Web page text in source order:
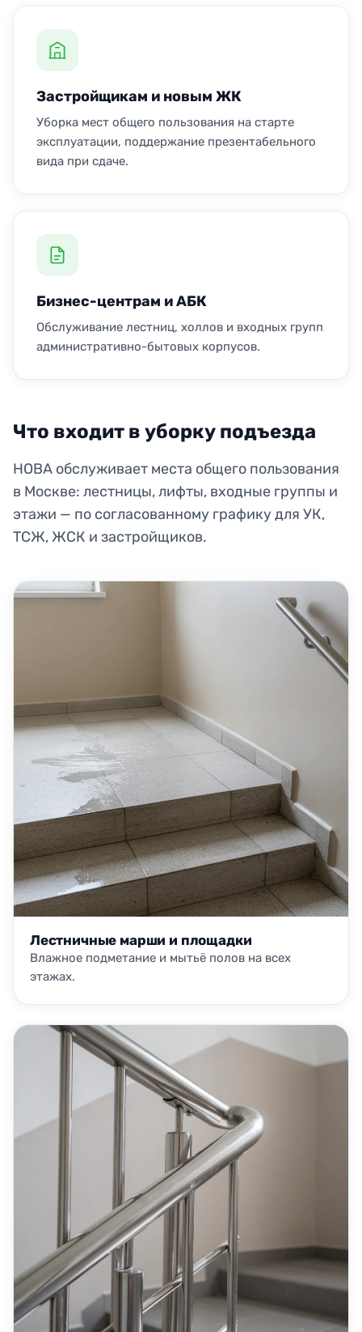
Застройщикам и новым ЖК
Уборка мест общего пользования на старте
эксплуатации, поддержание презентабельного
вида при сдаче.
Бизнес-центрам и АБК
Обслуживание лестниц, холлов и входных групп
административно-бытовых корпусов.
Что входит в уборку подъезда
НОВА обслуживает места общего пользования
в Москве: лестницы, лифты, входные группы и
этажи — по согласованному графику для УК,
ТСЖ, ЖСК и застройщиков.
Лестничные марши и площадки
Влажное подметание и мытьё полов на всех
этажах.